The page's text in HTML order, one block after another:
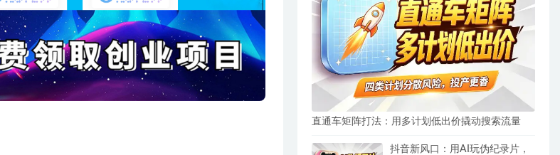
直通车矩阵打法：用多计划低出价撬动搜索流量
抖音新风口：用AI玩伪纪录片，